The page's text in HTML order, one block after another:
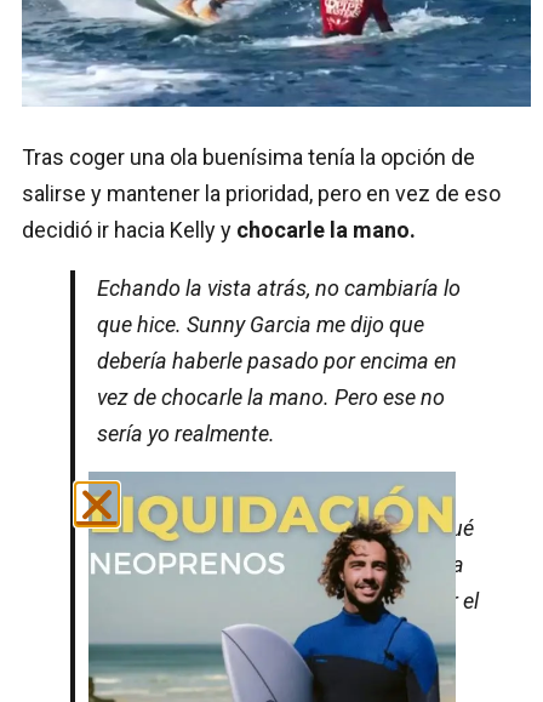
Tras coger una ola buenísima tenía la opción de
salirse y mantener la prioridad, pero en vez de eso
decidió ir hacia Kelly y chocarle la mano.
Echando la vista atrás, no cambiaría lo
que hice. Sunny Garcia me dijo que
debería haberle pasado por encima en
vez de chocarle la mano. Pero ese no
sería yo realmente.
Algo cambió para mí en ese momento.
Aunque fue un hecho estúpido, ¿por qué
hice eso? ¿por qué le choqué la mano a
Kelly cuando estábamos luchando por el
campeonato del mundo?.